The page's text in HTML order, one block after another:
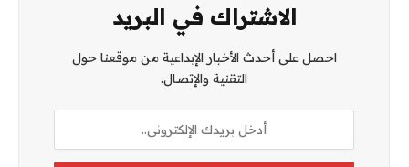
الاشتراك في البريد
احصل على أحدث الأخبار الإبداعية من موقعنا حول
التقنية والإتصال.